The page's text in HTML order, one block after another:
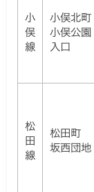
小
俣
線
小俣北町
小俣公園
入口
松
田
線
松田町
坂西団地